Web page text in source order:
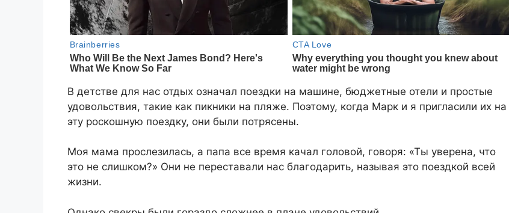
В детстве для нас отдых означал поездки на машине, бюджетные отели и простые
удовольствия, такие как пикники на пляже. Поэтому, когда Марк и я пригласили их на
эту роскошную поездку, они были потрясены.
Моя мама прослезилась, а папа все время качал головой, говоря: «Ты уверена, что
это не слишком?» Они не переставали нас благодарить, называя это поездкой всей
жизни.